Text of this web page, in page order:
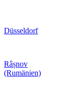
Düsseldorf
Râșnov
(Rumänien)